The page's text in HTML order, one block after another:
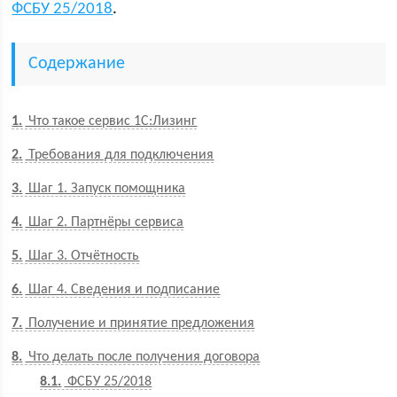
ФСБУ 25/2018.
Содержание
1 Что такое сервис 1С:Лизинг
2 Требования для подключения
3 Шаг 1. Запуск помощника
4 Шаг 2. Партнёры сервиса
5 Шаг 3. Отчётность
6 Шаг 4. Сведения и подписание
7 Получение и принятие предложения
8
Что делать после получения договора
8.1
ФСБУ 25/2018